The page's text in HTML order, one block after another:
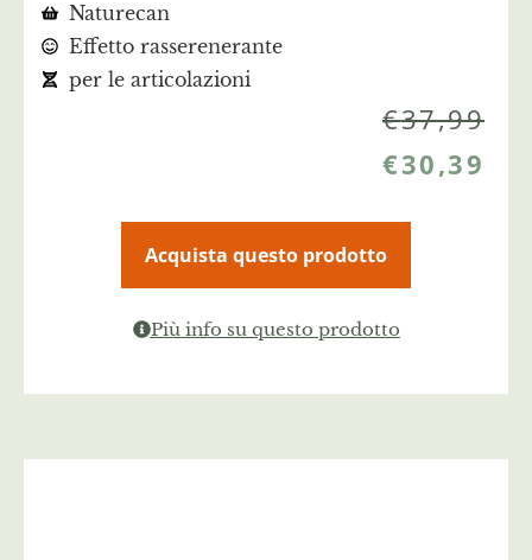
Naturecan
Effetto rasserenerante
per le articolazioni
€37,99
€30,39
Acquista questo prodotto
Più info su questo prodotto